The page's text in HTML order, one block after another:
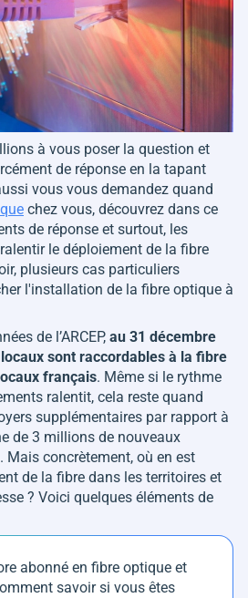
à vous poser la question et
de réponse en la tapant
vous vous demandez quand
chez vous, découvrez dans ce
de réponse et surtout, les
le déploiement de la fibre
plusieurs cas particuliers
l'installation de la fibre optique à
de l’ARCEP, au 31 décembre
sont raccordables à la fibre
français. Même si le rythme
ralentit, cela reste quand
supplémentaires par rapport à
de 3 millions de nouveaux
Mais concrètement, où en est
de la fibre dans les territoires et
? Voici quelques éléments de
abonné en fibre optique et
savoir si vous êtes